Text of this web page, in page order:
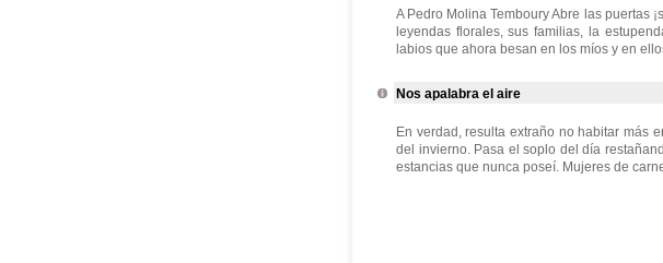
A Pedro Molina Temboury Abre las puertas
leyendas florales, sus familias, la
labios que ahora besan en los míos y en
Nos apalabra el aire
En verdad, resulta extraño no habitar más
del invierno. Pasa el soplo del día
estancias que nunca poseí. Mujeres de